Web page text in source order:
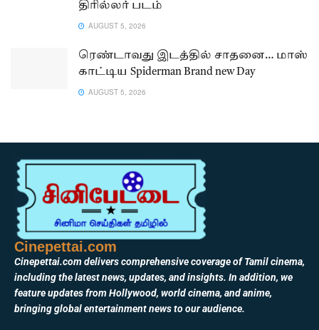
திரில்லர் படம்
AUGUST 5, 2026
ரெண்டாவது இடத்தில் சாதனை… மாஸ்
காட்டிய Spiderman Brand new Day
AUGUST 5, 2026
Cinepettai.com
Cinepettai.com delivers comprehensive coverage of Tamil cinema,
including the latest news, updates, and insights. In addition, we
feature updates from Hollywood, world cinema, and anime,
bringing global entertainment news to our audience.